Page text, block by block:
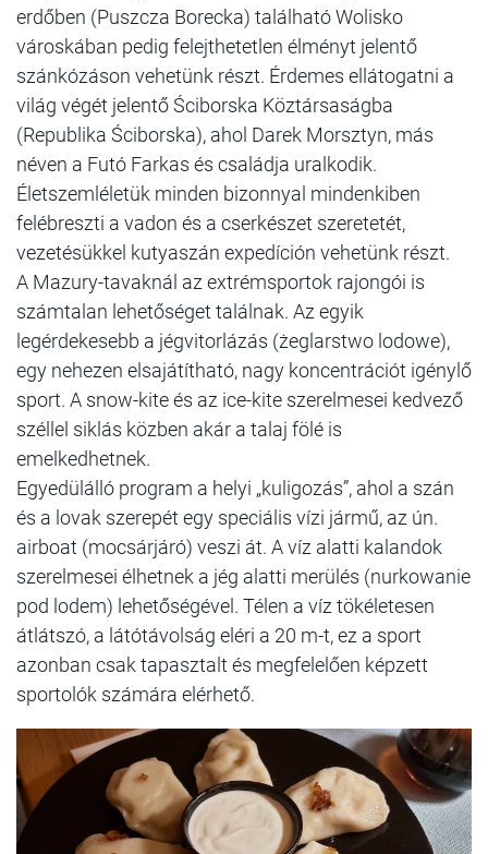
erdőben (Puszcza Borecka) található Wolisko
városkában pedig felejthetetlen élményt jelentő
szánkózáson vehetünk részt. Érdemes ellátogatni a
világ végét jelentő Ściborska Köztársaságba
(Republika Ściborska), ahol Darek Morsztyn, más
néven a Futó Farkas és családja uralkodik.
Életszemléletük minden bizonnyal mindenkiben
felébreszti a vadon és a cserkészet szeretetét,
vezetésükkel kutyaszán expedíción vehetünk részt.
A Mazury-tavaknál az extrémsportok rajongói is
számtalan lehetőséget találnak. Az egyik
legérdekesebb a jégvitorlázás (żeglarstwo lodowe),
egy nehezen elsajátítható, nagy koncentrációt igénylő
sport. A snow-kite és az ice-kite szerelmesei kedvező
széllel siklás közben akár a talaj fölé is
emelkedhetnek.
Egyedülálló program a helyi „kuligozás”, ahol a szán
és a lovak szerepét egy speciális vízi jármű, az ún.
airboat (mocsárjáró) veszi át. A víz alatti kalandok
szerelmesei élhetnek a jég alatti merülés (nurkowanie
pod lodem) lehetőségével. Télen a víz tökéletesen
átlátszó, a látótávolság eléri a 20 m-t, ez a sport
azonban csak tapasztalt és megfelelően képzett
sportolók számára elérhető.